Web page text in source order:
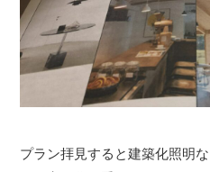
プラン拝見すると建築化照明